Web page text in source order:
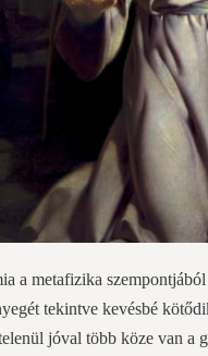
a metafizika
tekintve kevésbé
jóval több köze van